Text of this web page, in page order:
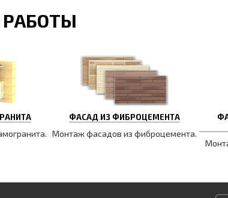
ФАСАД ИЗ ФИБРОЦЕМЕНТА
Монтаж фасадов из фиброцемента.